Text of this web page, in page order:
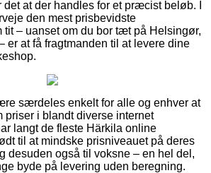
at der handles for et præcist beløb. I
den mest prisbevidste
tit – uanset om du bor tæt på Helsingør,
er at få fragtmanden til at levere dine
særdeles enkelt for alle og enhver at
priser i blandt diverse internet
langt de fleste Härkila online
til at mindske prisniveauet på deres
desuden også til voksne – en hel del,
byde på levering uden beregning.